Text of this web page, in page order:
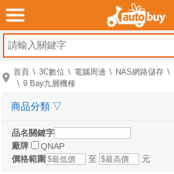
首頁 3C數位 電腦周邊 NAS網路儲存
9 Bay九層機種
品名關鍵字
廠牌
QNAP
價格範圍
至 元
商品分類 ▽